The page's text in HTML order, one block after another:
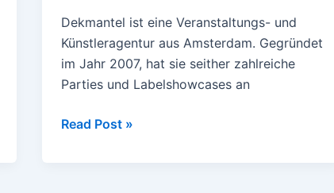
Dekmantel ist eine Veranstaltungs- und
Künstleragentur aus Amsterdam. Gegründet
im Jahr 2007, hat sie seither zahlreiche
Parties und Labelshowcases an
Dekmantel
Read Post »